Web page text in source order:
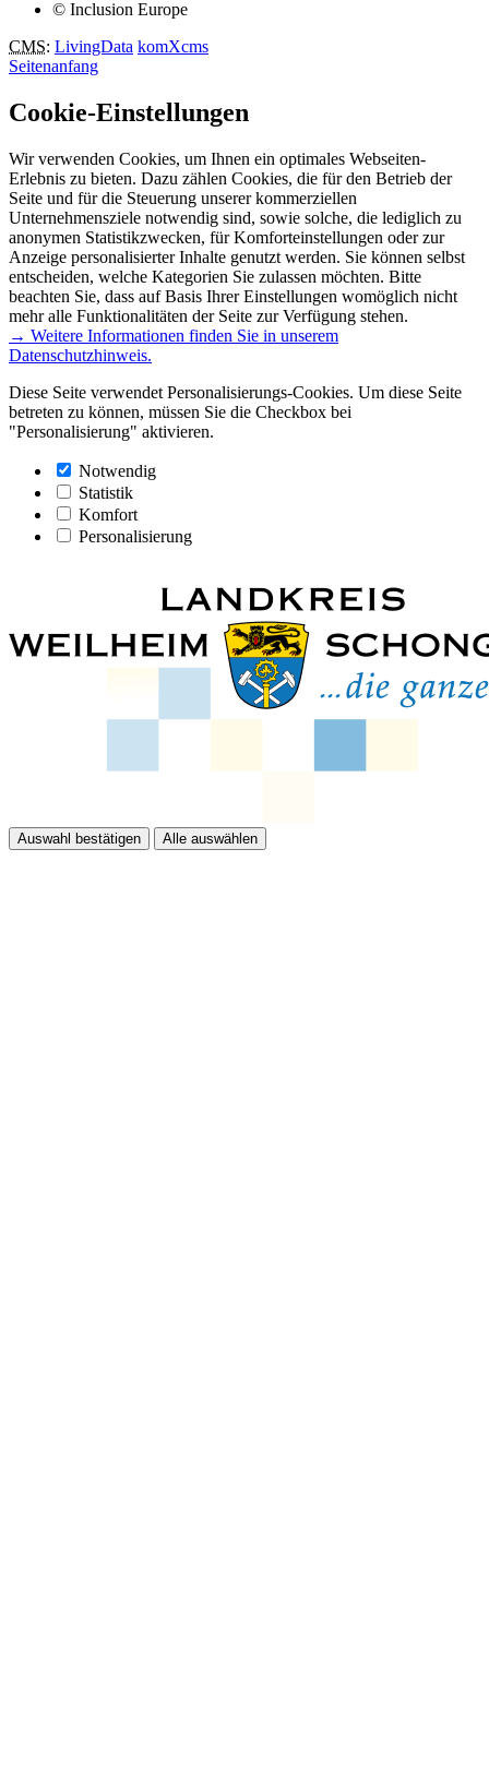
© Inclusion Europe
CMS: LivingData komXcms
Seitenanfang
Cookie-Einstellungen
Wir verwenden Cookies, um Ihnen ein optimales Webseiten-
Erlebnis zu bieten. Dazu zählen Cookies, die für den Betrieb der
Seite und für die Steuerung unserer kommerziellen
Unternehmensziele notwendig sind, sowie solche, die lediglich zu
anonymen Statistikzwecken, für Komforteinstellungen oder zur
Anzeige personalisierter Inhalte genutzt werden. Sie können selbst
entscheiden, welche Kategorien Sie zulassen möchten. Bitte
beachten Sie, dass auf Basis Ihrer Einstellungen womöglich nicht
mehr alle Funktionalitäten der Seite zur Verfügung stehen.
→ Weitere Informationen finden Sie in unserem
Datenschutzhinweis.
Diese Seite verwendet Personalisierungs-Cookies. Um diese Seite
betreten zu können, müssen Sie die Checkbox bei
"Personalisierung" aktivieren.
Notwendig
Statistik
Komfort
Personalisierung
Auswahl bestätigen Alle auswählen